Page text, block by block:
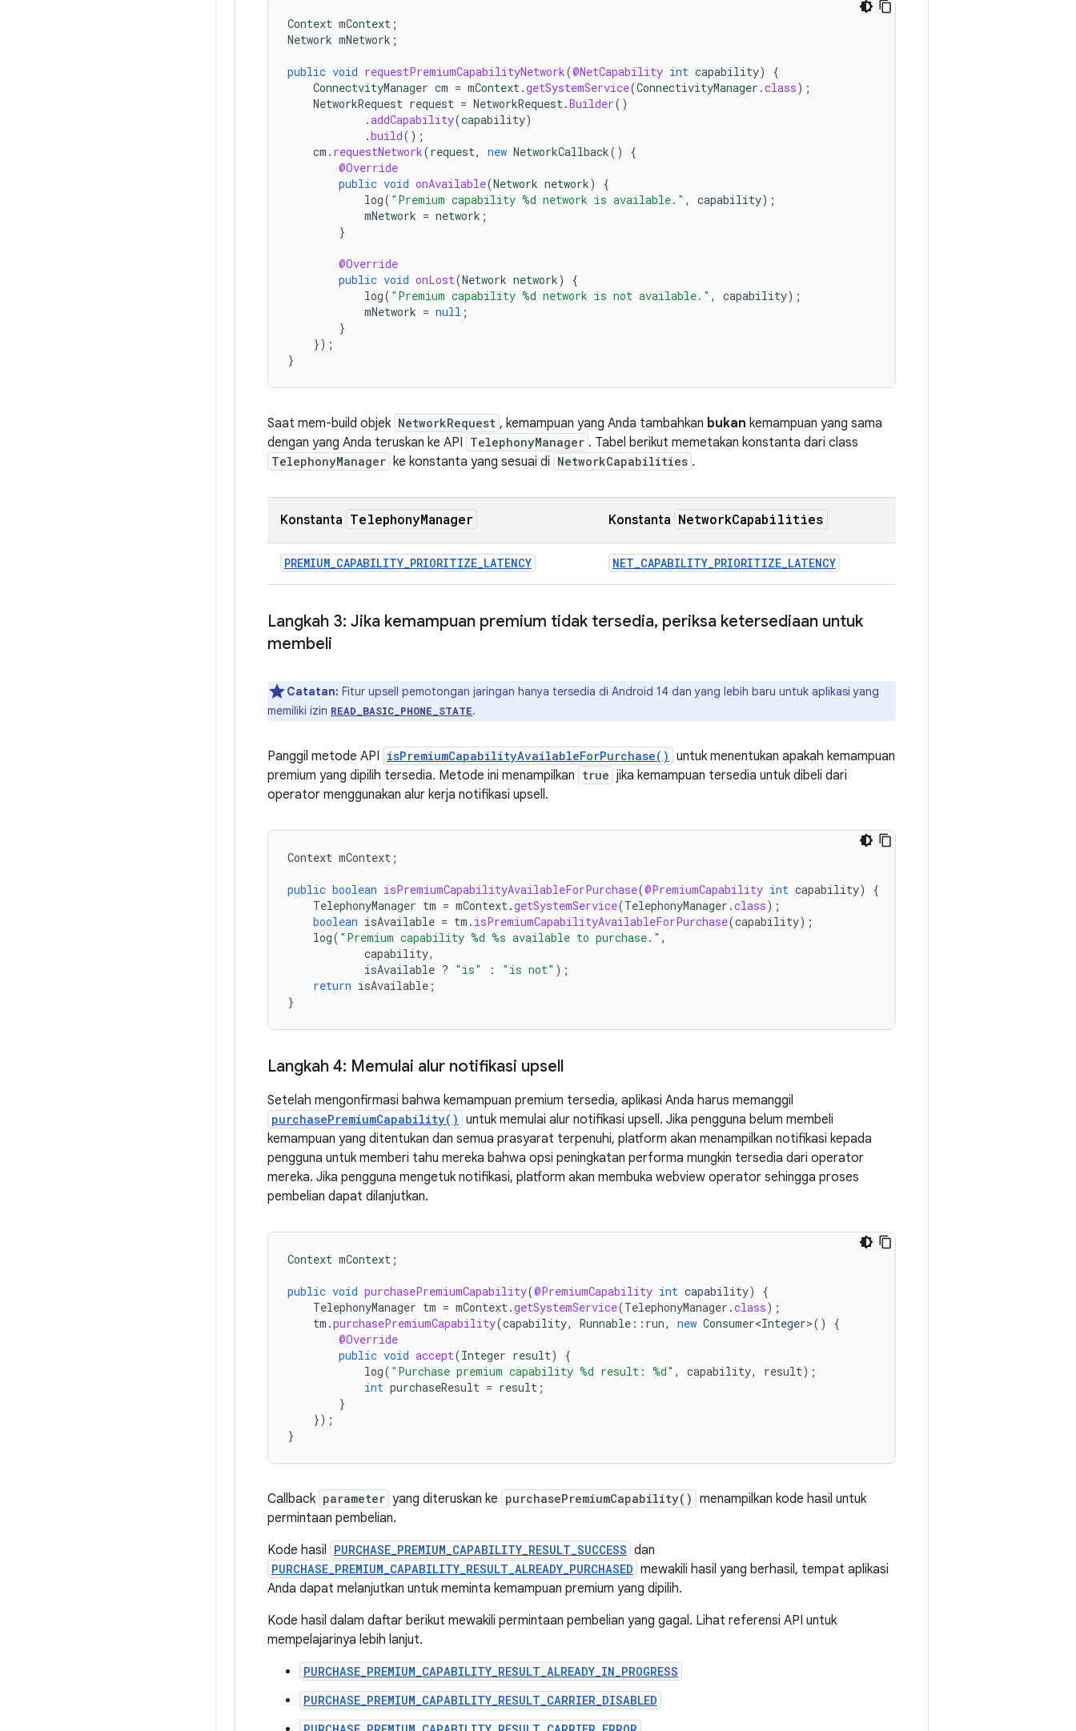
Context mContext ;
Network mNetwork ;
public void requestPremiumCapabilityNetwork(@NetCapability int capability)
{
ConnectvityManager cm = mContext.getSystemService(ConnectivityManager .class);
NetworkRequest request = NetworkRequest.Builder()
.addCapability(capability)
.build();
cm . requestNetwork(request, new NetworkCallback()
{
@Override
public void onAvailable(Network network)
{
log( "Premium capability %d network is available." , capability);
mNetwork = network ;
}
@Override
public void onLost(Network network)
{
log( "Premium capability %d network is not available." , capability);
mNetwork = null ;
}
});
}
Saat mem-build objek NetworkRequest , kemampuan yang Anda tambahkan bukan kemampuan yang sama
dengan yang Anda teruskan ke API TelephonyManager . Tabel berikut memetakan konstanta dari class
TelephonyManager ke konstanta yang sesuai di NetworkCapabilities .
Konstanta TelephonyManager Konstanta NetworkCapabilities
PREMIUM_CAPABILITY_PRIORITIZE_LATENCY NET_CAPABILITY_PRIORITIZE_LATENCY
Langkah 3: Jika kemampuan premium tidak tersedia, periksa ketersediaan untuk
membeli
Catatan: Fitur upsell pemotongan jaringan hanya tersedia di Android 14 dan yang lebih baru untuk aplikasi yang
memiliki izin READ_BASIC_PHONE_STATE.
Panggil metode API isPremiumCapabilityAvailableForPurchase() untuk menentukan apakah kemampuan
premium yang dipilih tersedia. Metode ini menampilkan true jika kemampuan tersedia untuk dibeli dari
operator menggunakan alur kerja notifikasi upsell.
Context mContext ;
public boolean isPremiumCapabilityAvailableForPurchase(@PremiumCapability int capability)
{
TelephonyManager tm = mContext.getSystemService(TelephonyManager .class);
boolean isAvailable = tm . isPremiumCapabilityAvailableForPurchase(capability);
log( "Premium capability %d %s available to purchase." ,
capability,
isAvailable ? "is" : "is not" );
return isAvailable ;
}
Langkah 4: Memulai alur notifikasi upsell
Setelah mengonfirmasi bahwa kemampuan premium tersedia, aplikasi Anda harus memanggil
purchasePremiumCapability() untuk memulai alur notifikasi upsell. Jika pengguna belum membeli
kemampuan yang ditentukan dan semua prasyarat terpenuhi, platform akan menampilkan notifikasi kepada
pengguna untuk memberi tahu mereka bahwa opsi peningkatan performa mungkin tersedia dari operator
mereka. Jika pengguna mengetuk notifikasi, platform akan membuka webview operator sehingga proses
pembelian dapat dilanjutkan.
Context mContext ;
public void purchasePremiumCapability(@PremiumCapability int capability)
{
TelephonyManager tm = mContext.getSystemService(TelephonyManager .class);
tm .purchasePremiumCapability(capability, Runnable :: run, new Consumer<Integer>()
{
@Override
public void accept(Integer result)
{
log( "Purchase premium capability %d result: %d" , capability, result);
int purchaseResult = result ;
}
});
}
Callback parameter yang diteruskan ke purchasePremiumCapability() menampilkan kode hasil untuk
permintaan pembelian.
Kode hasil PURCHASE_PREMIUM_CAPABILITY_RESULT_SUCCESS dan
PURCHASE_PREMIUM_CAPABILITY_RESULT_ALREADY_PURCHASED mewakili hasil yang berhasil, tempat aplikasi
Anda dapat melanjutkan untuk meminta kemampuan premium yang dipilih.
Kode hasil dalam daftar berikut mewakili permintaan pembelian yang gagal. Lihat referensi API untuk
mempelajarinya lebih lanjut.
PURCHASE_PREMIUM_CAPABILITY_RESULT_ALREADY_IN_PROGRESS
PURCHASE_PREMIUM_CAPABILITY_RESULT_CARRIER_DISABLED